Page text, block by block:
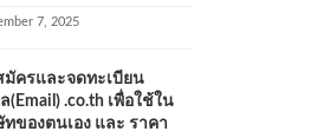
7, 2025
มัครและจดทะเบียน
(Email) .co.th เพื่อใช้ใน
ทของตนเอง และ ราคา